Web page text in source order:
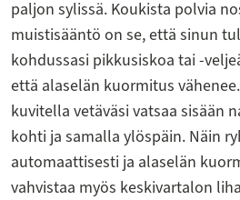
paljon sylissä. Koukista polvia
muistisääntö on se, että sinun
kohdussasi pikkusiskoa tai -
että alaselän kuormitus
kuvitella vetäväsi vatsaa sisään
kohti ja samalla ylöspäin. Näin
automaattisesti ja alaselän
vahvistaa myös keskivartalon